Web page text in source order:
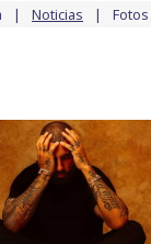
Noticias Fotos